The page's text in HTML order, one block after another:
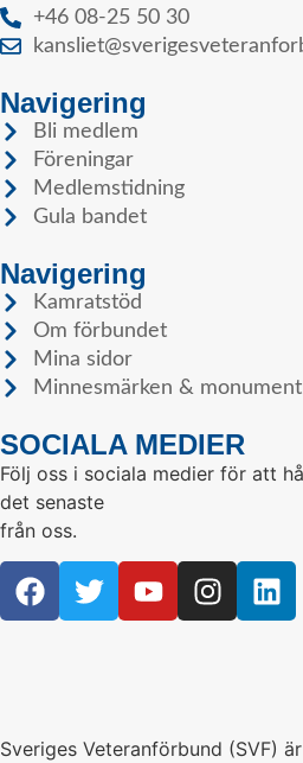
+46 08-25 50 30
Navigering
Bli medlem
Föreningar
Medlemstidning
Gula bandet
Navigering
Kamratstöd
Om förbundet
Mina sidor
Minnesmärken & monument
SOCIALA MEDIER
Följ oss i sociala medier för att
det senaste
från oss.
Sveriges Veteranförbund (SVF)